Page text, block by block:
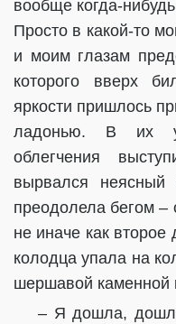
вообще когда-
Просто в какой-то
и моим глазам
которого вверх
яркости пришлось
ладонью. В их
облегчения
вырвался
преодолела бегом –
не иначе как
колодца упала на
шершавой каменной
– Я дошла,